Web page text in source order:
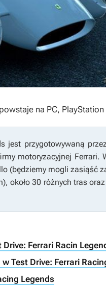
powstaje na PC,
jest przygotowywaną
motoryzacyjnej Ferrari.
(będziemy mogli zasiąść
około 30 różnych tras
Ferrari Racin
Test Drive: Ferrari
Legends